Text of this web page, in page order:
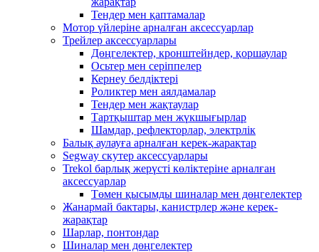
Тендер мен қаптамалар
Мотор үйлеріне арналған аксессуарлар
Трейлер аксессуарлары
Дөңгелектер, кронштейндер, қоршаулар
Осьтер мен серіппелер
Кернеу белдіктері
Роликтер мен аялдамалар
Тендер мен жақтаулар
Тартқыштар мен жүкшығырлар
Шамдар, рефлекторлар, электрлік
Балық аулауға арналған керек-жарақтар
Segway скутер аксессуарлары
Trekol барлық жерүсті көліктеріне арналған
аксессуарлар
Төмен қысымды шиналар мен дөңгелектер
Жанармай бактары, канистрлер және керек-
жарақтар
Шарлар, понтондар
Шиналар мен дөңгелектер